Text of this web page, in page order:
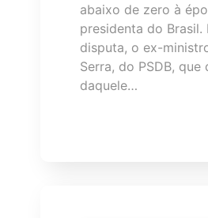
abaixo de zero à
presidenta do Brasil.
disputa, o ex-
Serra, do PSDB, que
daquele…